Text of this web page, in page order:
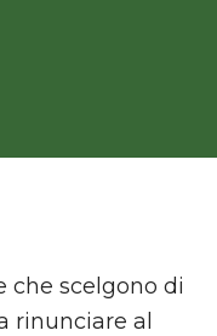
che scelgono di
rinunciare al